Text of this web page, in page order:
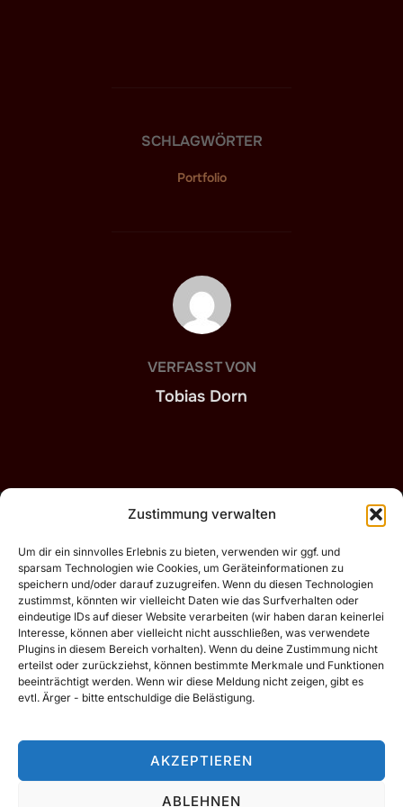
Zustimmung verwalten
Um dir ein sinnvolles Erlebnis zu bieten, verwenden wir ggf. und
sparsam Technologien wie Cookies, um Geräteinformationen zu
speichern und/oder darauf zuzugreifen. Wenn du diesen Technologien
zustimmst, könnten wir vielleicht Daten wie das Surfverhalten oder
eindeutige IDs auf dieser Website verarbeiten (wir haben daran keinerlei
Interesse, können aber vielleicht nicht ausschließen, was verwendete
Plugins in diesem Bereich vorhalten). Wenn du deine Zustimmung nicht
erteilst oder zurückziehst, können bestimmte Merkmale und Funktionen
beeinträchtigt werden. Wenn wir diese Meldung nicht zeigen, gibt es
evtl. Ärger - bitte entschuldige die Belästigung.
AKZEPTIEREN
ABLEHNEN
SCHLAGWÖRTER
Portfolio
BEITRAGSAUTOR
VERFASST VON
Tobias Dorn
Beitragsnavigation
Previous
Listen!
Motive vor 2020 (flickr.tobiasdorn.de)
Impressum / Datenschutzerklärung